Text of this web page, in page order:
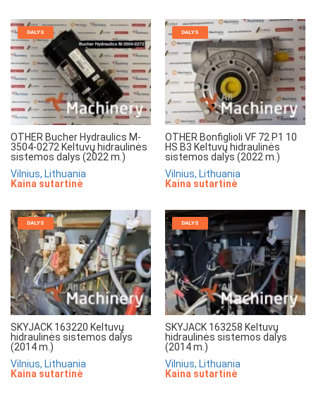
DALYS
OTHER Bucher Hydraulics M-
3504-0272 Keltuvų hidraulinės
sistemos dalys (2022 m.)
Vilnius, Lithuania
Kaina sutartinė
DALYS
OTHER Bonfiglioli VF 72 P1 10
HS B3 Keltuvų hidraulinės
sistemos dalys (2022 m.)
Vilnius, Lithuania
Kaina sutartinė
DALYS
SKYJACK 163220 Keltuvų
hidraulinės sistemos dalys
(2014 m.)
Vilnius, Lithuania
Kaina sutartinė
DALYS
SKYJACK 163258 Keltuvų
hidraulinės sistemos dalys
(2014 m.)
Vilnius, Lithuania
Kaina sutartinė